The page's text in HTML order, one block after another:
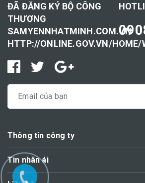
ĐÃ ĐĂNG KÝ BỘ CÔNG
THƯƠNG
SAMYENNHATMINH.COM.VN
HTTP://ONLINE.GOV.VN/HOME/
Thông tin công ty
Tin nhân ái